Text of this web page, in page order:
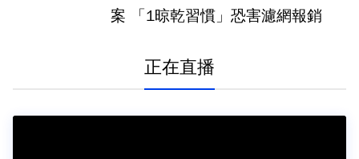
案 「1晾乾習慣」恐害濾網報銷
正在直播